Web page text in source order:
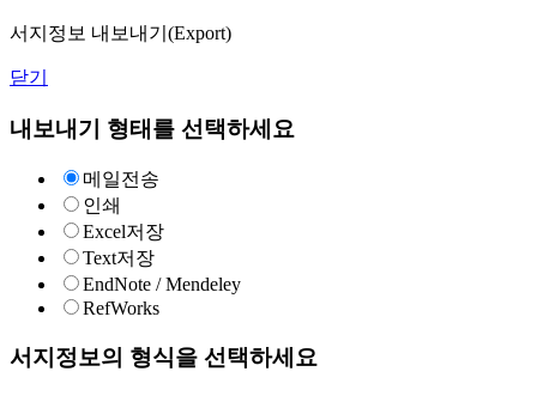
서지정보 내보내기(Export)
닫기
내보내기 형태를 선택하세요
메일전송
인쇄
Excel저장
Text저장
EndNote / Mendeley
RefWorks
서지정보의 형식을 선택하세요